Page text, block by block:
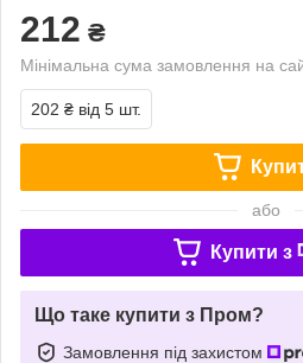
212 ₴
Мінімальна сума замовлення на
202 ₴ від 5 шт.
або
Купити з
Що таке купити з Пром?
Замовлення під захистом